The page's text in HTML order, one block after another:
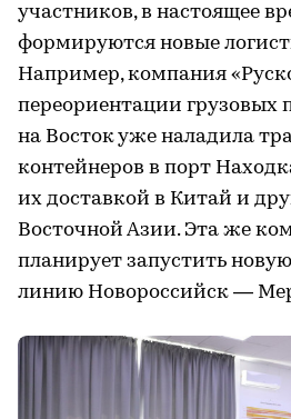
участников, в настоящее
формируются новые
Например, компания
переориентации грузовых
на Восток уже наладила
контейнеров в порт
их доставкой в Китай и
Восточной Азии. Эта же
планирует запустить
линию Новороссийск —